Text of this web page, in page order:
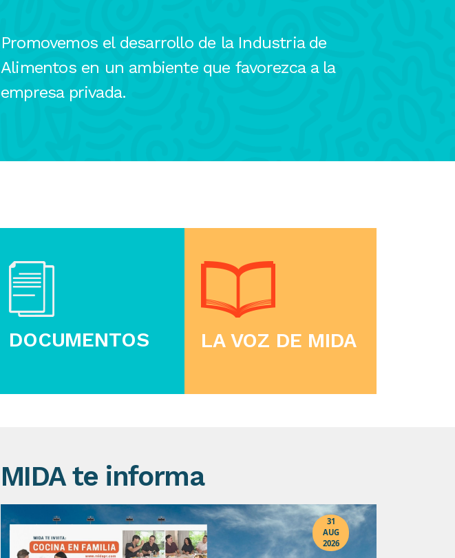
Promovemos el desarrollo de la Industria de
Alimentos en un ambiente que favorezca a la
empresa privada.
DOCUMENTOS LA VOZ DE MIDA
MIDA te informa
31
AUG
2026